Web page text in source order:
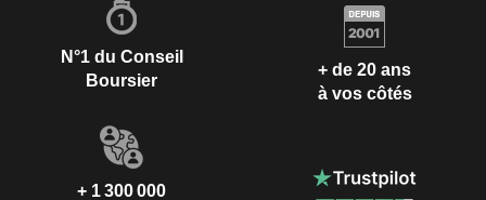
N°1 du Conseil
Boursier
+ de 20 ans
à vos côtés
+ 1 300 000